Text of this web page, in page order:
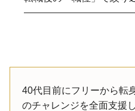
40代目前にフリーから転
のチャレンジを全面支援